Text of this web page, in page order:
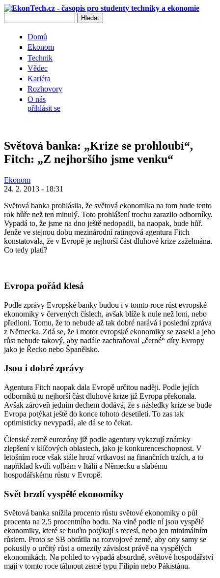
Přejít k hlavnímu obsahu
Domů
Ekonom
Technik
Vědec
Kariéra
Rozhovory
O nás
přihlásit se
Světová banka: „Krize se prohloubí“,
Fitch: „Z nejhoršího jsme venku“
Ekonom
24. 2. 2013 - 18:31
Světová banka prohlásila, že světová ekonomika na tom bude tento
rok hůře než ten minulý. Toto prohlášení trochu zarazilo odborníky.
Vypadá to, že jsme na dno ještě nedopadli, ba naopak, bude hůř.
Jenže ve stejnou dobu mezinárodní ratingová agentura Fitch
konstatovala, že v Evropě je nejhorší část dluhové krize zažehnána.
Co tedy platí?
Evropa pořád klesá
Podle zprávy Evropské banky budou i v tomto roce růst evropské
ekonomiky v červených číslech, avšak blíže k nule než loni, nebo
předloni. Tomu, že to nebude až tak dobré narává i poslední zpráva
z Německa. Zdá se, že i motor evropské ekonomiky se zasekl a jeho
růst nebude takový, aby nadále zachraňoval „černé“ díry Evropy
jako je Řecko nebo Španělsko.
Jsou i dobré zprávy
Agentura Fitch naopak dala Evropě určitou naději. Podle jejích
odborníků tu nejhorší část dluhové krize již Evropa překonala.
Avšak zároveň jedním dechem dodává, že s následky krize se bude
Evropa potýkat ještě do konce tohoto desetiletí. To zas tak
optimisticky nevypadá, ale dá se to čekat.
Členské země eurozóny již podle agentury vykazují známky
zlepšení v klíčových oblastech, jako je konkurenceschopnost. V
letošním roce však stále hrozí vrtkavost na finančních trzích, a to
například kvůli volbám v Itálii a Německu a slabému
hospodářskému růstu v Evropě.
Svět brzdí vyspělé ekonomiky
Světová banka snížila procento růstu světové ekonomiky o půl
procenta na 2,5 procentního bodu. Na vině podle ní jsou vyspělé
ekonomiky, které se buďto potýkají s recesí, nebo jen minimálním
růstem. Proto se SB obrátila na rozvojové země, aby ony samy se
pokusily o určitý růst a omezily závislost právě na vyspělých
ekonomikách. Na pohled to vypadá absurdně, světové hospodářství
mají v tomto roce táhnout země typu Filipín nebo Pákistánu.